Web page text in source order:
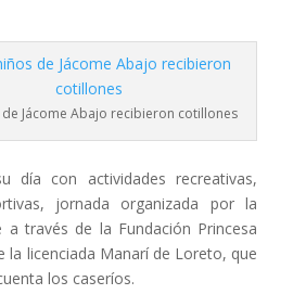
de Jácome Abajo recibieron cotillones
día con actividades recreativas,
jornada organizada por la
a través de la Fundación Princesa
la licenciada Manarí de Loreto, que
los caseríos.